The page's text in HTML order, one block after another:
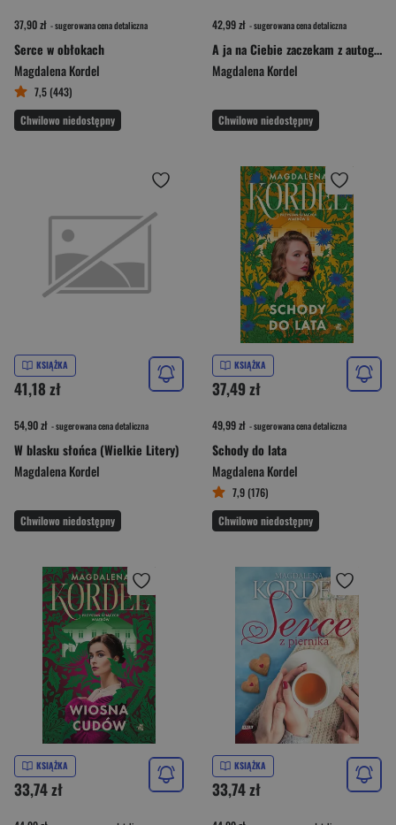
37,90 zł - sugerowana cena detaliczna
Serce w obłokach
Magdalena Kordel
7,5 (443)
Chwilowo niedostępny
42,99 zł - sugerowana cena detaliczna
A ja na Ciebie zaczekam z autografem
Magdalena Kordel
Chwilowo niedostępny
KSIĄŻKA
41,18 zł
54,90 zł - sugerowana cena detaliczna
W blasku słońca (Wielkie Litery)
Magdalena Kordel
Chwilowo niedostępny
KSIĄŻKA
37,49 zł
49,99 zł - sugerowana cena detaliczna
Schody do lata
Magdalena Kordel
7,9 (176)
Chwilowo niedostępny
KSIĄŻKA
33,74 zł
KSIĄŻKA
33,74 zł